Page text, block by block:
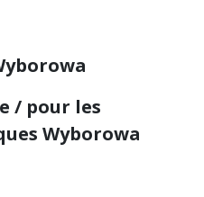
/ pour les
Wyborowa